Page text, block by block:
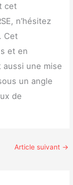
cet
n’hésitez
Cet
et en
une mise
un angle
de
Article suivant →